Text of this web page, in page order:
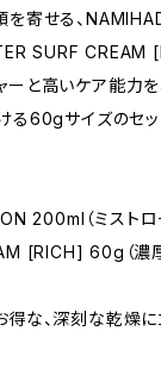
寄せる、
SURF CREAM
と高いケア能力を
60gサイズのセッ
200ml（ミストロ
[RICH] 60g（濃厚
な、深刻な乾燥に